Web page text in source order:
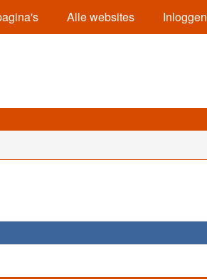
Alle websites Inloggen